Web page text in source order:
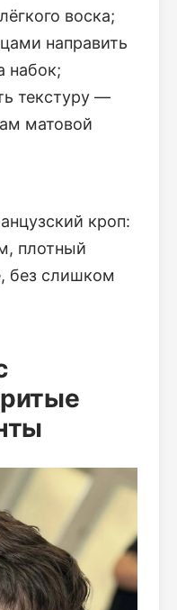
воска;
направить
набок;
текстуру —
матовой
кроп:
плотный
без слишком